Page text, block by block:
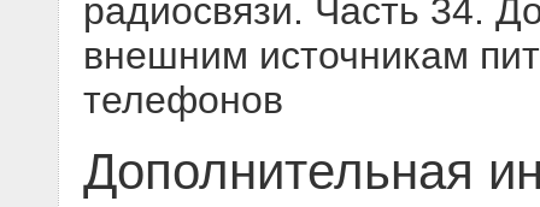
радиосвязи. Часть 34.
внешним источникам
телефонов
Дополнительная